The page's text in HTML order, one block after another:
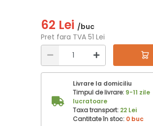
62 Lei /buc
Pret fara TVA 51 Lei
Livrare la domiciliu
Timpul de livrare: 9-11 zile
lucratoare
Taxa transport: 22 Lei
Cantitate în stoc: 0 buc